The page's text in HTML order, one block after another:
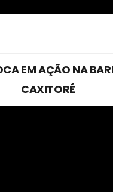
EM AÇÃO NA
CAXITORÉ